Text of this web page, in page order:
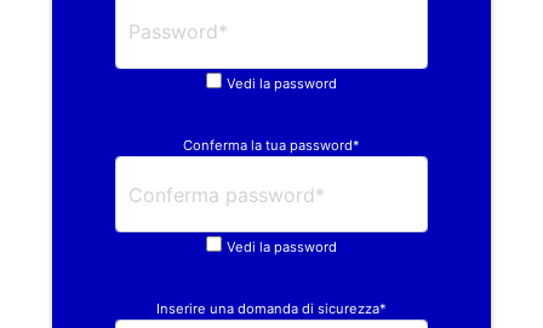
Vedi la password
Conferma la tua password*
Vedi la password
Inserire una domanda di sicurezza*